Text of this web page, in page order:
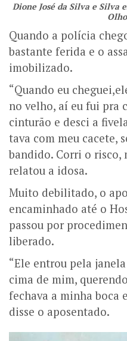
Dione José da Silva e Silva
Quando a polícia
bastante ferida e o
imobilizado.
“Quando eu
no velho, aí eu fui pra
cinturão e desci a
tava com meu cacete,
bandido. Corri o risco,
relatou a idosa.
Muito debilitado, o
encaminhado até o
passou por
liberado.
“Ele entrou pela
cima de mim,
fechava a minha boca
disse o aposentado.